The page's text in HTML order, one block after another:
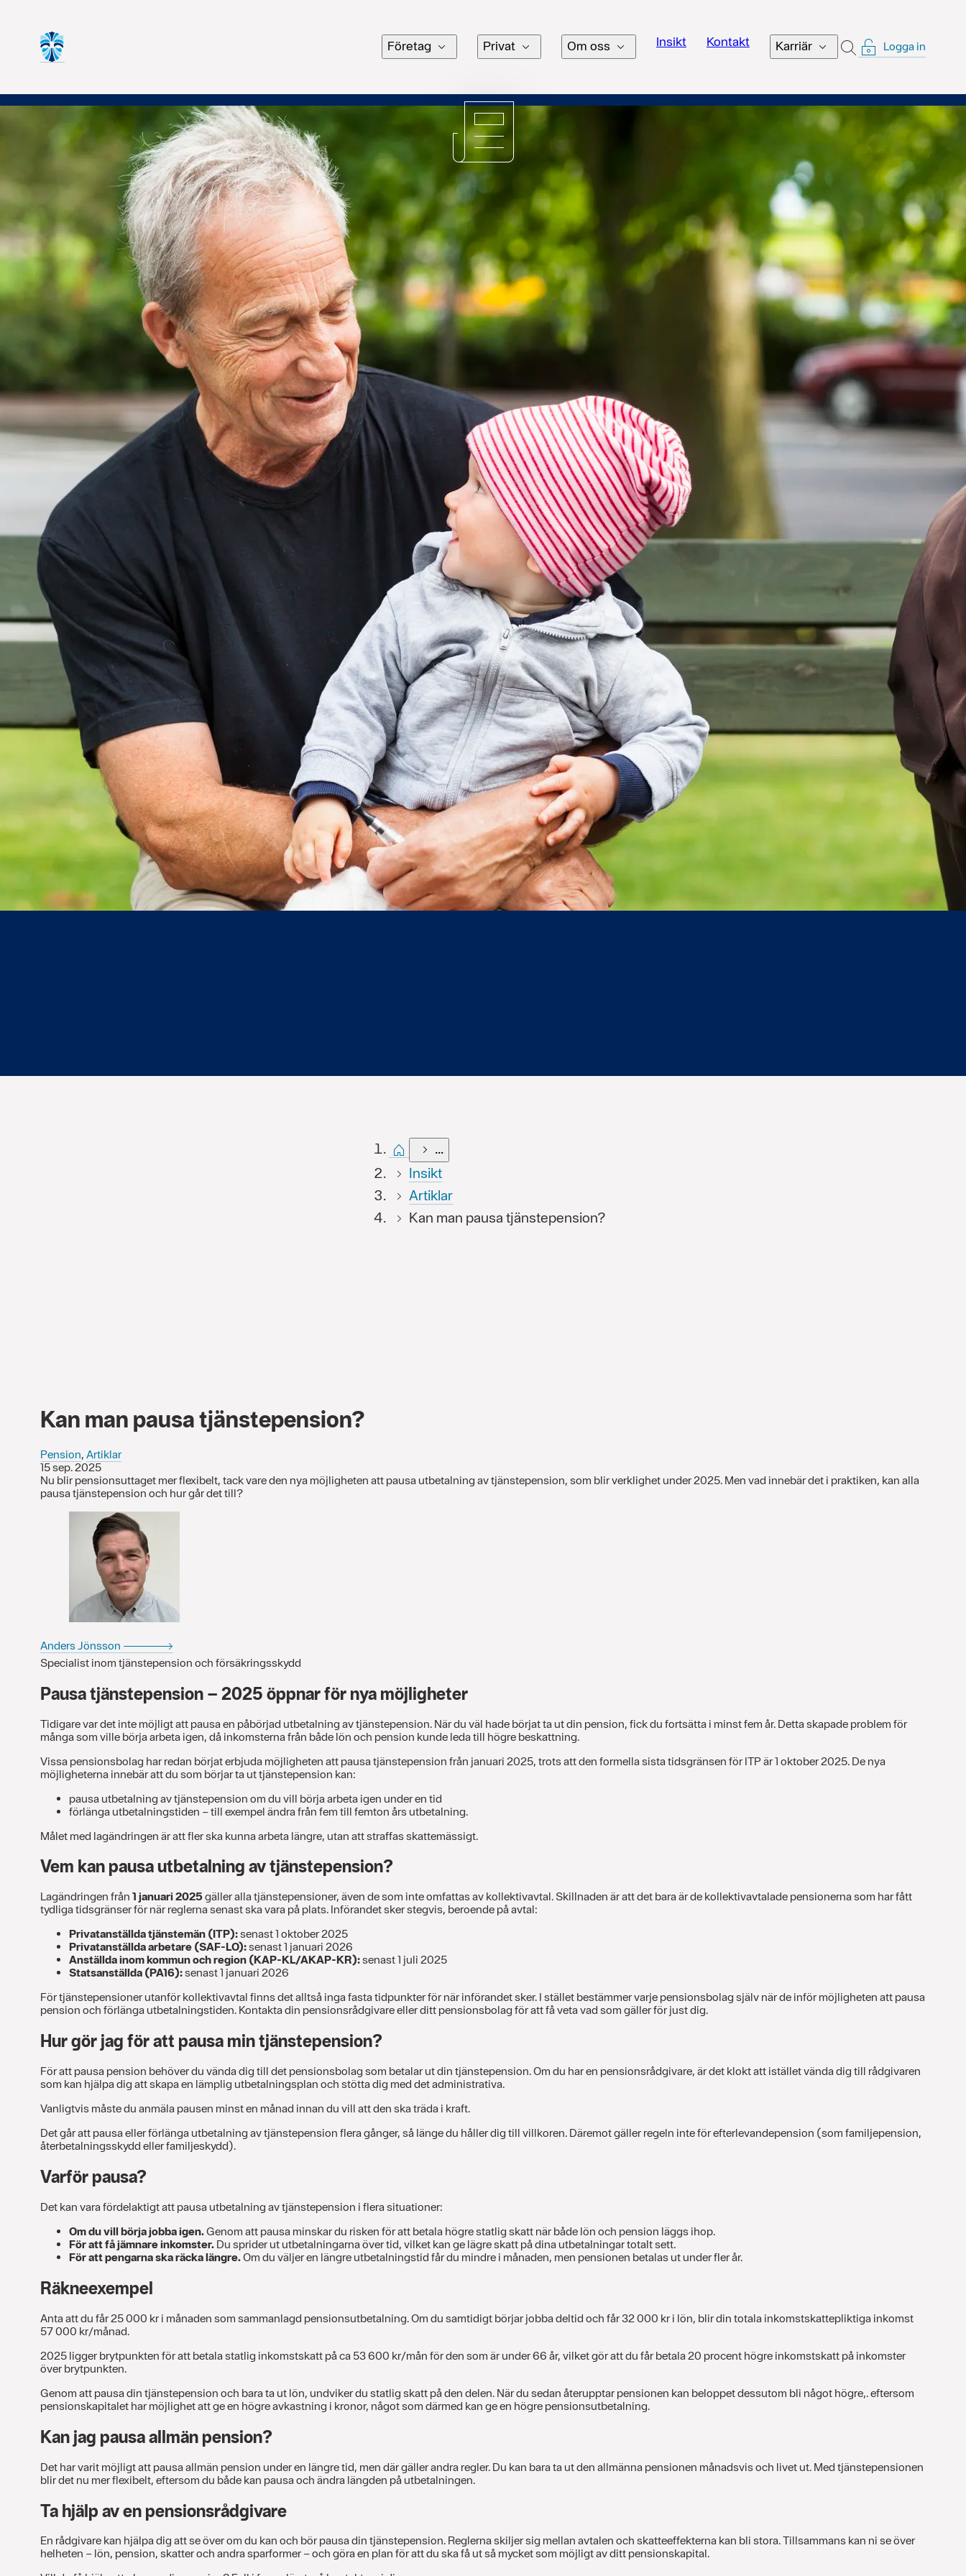
Företag Privat Om oss Insikt Kontakt Karriär SÖK Logga in
Start
...
Insikt
Artiklar
Kan man pausa tjänstepension?
Kan man pausa tjänstepension?
Pension, Artiklar
15 sep. 2025
Nu blir pensionsuttaget mer flexibelt, tack vare den nya möjligheten att pausa utbetalning av tjänstepension, som blir verklighet under 2025. Men vad innebär det i praktiken, kan alla
pausa tjänstepension och hur går det till?
Anders Jönsson
Specialist inom tjänstepension och försäkringsskydd
Pausa tjänstepension – 2025 öppnar för nya möjligheter
Tidigare var det inte möjligt att pausa en påbörjad utbetalning av tjänstepension. När du väl hade börjat ta ut din pension, fick du fortsätta i minst fem år. Detta skapade problem för
många som ville börja arbeta igen, då inkomsterna från både lön och pension kunde leda till högre beskattning.
Vissa pensionsbolag har redan börjat erbjuda möjligheten att pausa tjänstepension från januari 2025, trots att den formella sista tidsgränsen för ITP är 1 oktober 2025. De nya
möjligheterna innebär att du som börjar ta ut tjänstepension kan:
pausa utbetalning av tjänstepension om du vill börja arbeta igen under en tid
förlänga utbetalningstiden – till exempel ändra från fem till femton års utbetalning.
Målet med lagändringen är att fler ska kunna arbeta längre, utan att straffas skattemässigt.
Vem kan pausa utbetalning av tjänstepension?
Lagändringen från 1 januari 2025gäller alla tjänstepensioner, även de som inte omfattas av kollektivavtal. Skillnaden är att det bara är de kollektivavtalade pensionerna som har fått
tydliga tidsgränser för när reglerna senast ska vara på plats. Införandet sker stegvis, beroende på avtal:
Privatanställda tjänstemän (ITP):senast 1 oktober 2025
Privatanställda arbetare (SAF-LO):senast 1 januari 2026
Anställda inom kommun och region (KAP-KL/AKAP-KR):senast 1 juli 2025
Statsanställda (PA16):senast 1 januari 2026
För tjänstepensioner utanför kollektivavtal finns det alltså inga fasta tidpunkter för när införandet sker. I stället bestämmer varje pensionsbolag själv när de inför möjligheten att pausa
pension och förlänga utbetalningstiden. Kontakta din pensionsrådgivare eller ditt pensionsbolag för att få veta vad som gäller för just dig.
Hur gör jag för att pausa min tjänstepension?
För att pausa pension behöver du vända dig till det pensionsbolag som betalar ut din tjänstepension. Om du har en pensionsrådgivare, är det klokt att istället vända dig till rådgivaren
som kan hjälpa dig att skapa en lämplig utbetalningsplan och stötta dig med det administrativa.
Vanligtvis måste du anmäla pausen minst en månad innan du vill att den ska träda i kraft.
Det går att pausa eller förlänga utbetalning av tjänstepension flera gånger, så länge du håller dig till villkoren. Däremot gäller regeln inte för efterlevandepension (som familjepension,
återbetalningsskydd eller familjeskydd).
Varför pausa?
Det kan vara fördelaktigt att pausa utbetalning av tjänstepension i flera situationer:
Om du vill börja jobba igen.Genom att pausa minskar du risken för att betala högre statlig skatt när både lön och pension läggs ihop.
För att få jämnare inkomster. Du sprider ut utbetalningarna över tid, vilket kan ge lägre skatt på dina utbetalningar totalt sett.
För att pengarna ska räcka längre.Om du väljer en längre utbetalningstid får du mindre i månaden, men pensionen betalas ut under fler år.
Räkneexempel
Anta att du får 25 000 kr i månaden som sammanlagd pensionsutbetalning. Om du samtidigt börjar jobba deltid och får 32 000 kr i lön, blir din totala inkomstskattepliktiga inkomst
57 000 kr/månad.
2025 ligger brytpunkten för att betala statlig inkomstskatt på ca 53 600 kr/mån för den som är under 66 år, vilket gör att du får betala 20 procent högre inkomstskatt på inkomster
över brytpunkten.
Genom att pausa din tjänstepension och bara ta ut lön, undviker du statlig skatt på den delen. När du sedan återupptar pensionen kan beloppet dessutom bli något högre,. eftersom
pensionskapitalet har möjlighet att ge en högre avkastning i kronor, något som därmed kan ge en högre pensionsutbetalning.
Kan jag pausa allmän pension?
Det har varit möjligt att pausa allmän pension under en längre tid, men där gäller andra regler. Du kan bara ta ut den allmänna pensionen månadsvis och livet ut. Med tjänstepensionen
blir det nu mer flexibelt, eftersom du både kan pausa och ändra längden på utbetalningen.
Ta hjälp av en pensionsrådgivare
En rådgivare kan hjälpa dig att se över om du kan och bör pausa din tjänstepension. Reglerna skiljer sig mellan avtalen och skatteeffekterna kan bli stora. Tillsammans kan ni se över
helheten – lön, pension, skatter och andra sparformer – och göra en plan för att du ska få ut så mycket som möjligt av ditt pensionskapital.